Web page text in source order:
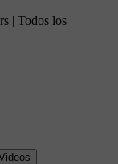
| Todos los